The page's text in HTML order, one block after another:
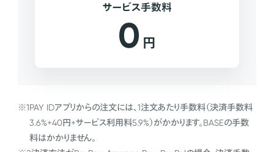
サービス手数料
0 円
※1PAY IDアプリからの注文には、1注文あたり手数料（決済手数料
3.6%+40円+サービス利用料5.9%）がかかります。BASEの手数
料はかかりません。